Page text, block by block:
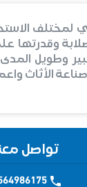
لمختلف
وقدرتها
وطويل
الأثاث
تواصل